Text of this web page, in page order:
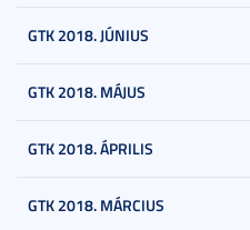
GTK 2018. JÚNIUS
GTK 2018. MÁJUS
GTK 2018. ÁPRILIS
GTK 2018. MÁRCIUS